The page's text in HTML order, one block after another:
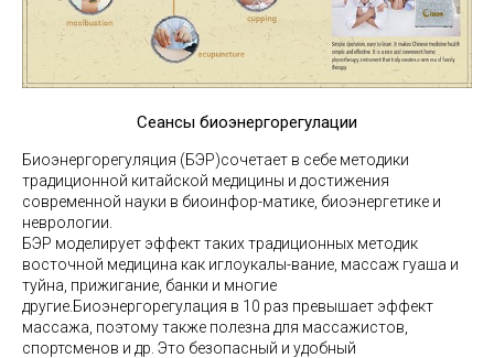
Сеансы биоэнергорегулации
Биоэнергорегуляция (БЭР)сочетает в себе методики
традиционной китайской медицины и достижения
современной науки в биоинфор-матике, биоэнергетике и
неврологии.
БЭР моделирует эффект таких традиционных методик
восточной медицина как иглоукалы-вание, массаж гуаша и
туйна, прижигание, банки и многие
другие. Биоэнергорегулация в 10 раз превышает эффект
массажа, поэтому также полезна для массажистов,
спортсменов и др. Это безопасный и удобный